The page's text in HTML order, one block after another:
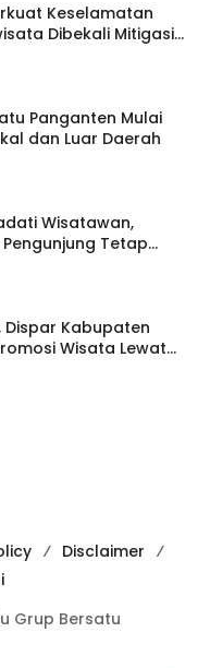
Keselamatan
Dibekali Mitigasi
Panganten Mulai
dan Luar Daerah
Wisatawan,
Tetap
Dispar Kabupaten
Wisata Lewat
Disclaimer
Grup Bersatu